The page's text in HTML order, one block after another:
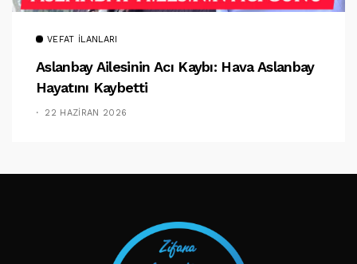
VEFAT İLANLARI
Aslanbay Ailesinin Acı Kaybı: Hava Aslanbay
Hayatını Kaybetti
22 HAZIRAN 2026
TAKIP ET